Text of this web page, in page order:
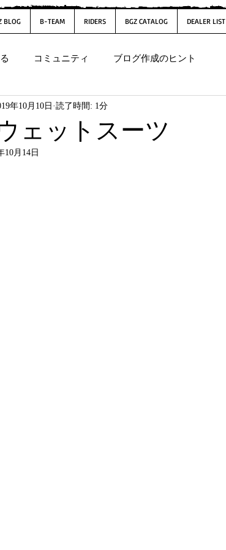
BLOG B-TEAM RIDERS BGZ CATALOG DEALER LIST
コミュニティ ブログ作成のヒント
ェットスーツ
年10月10日 読了時間: 1分
10月14日